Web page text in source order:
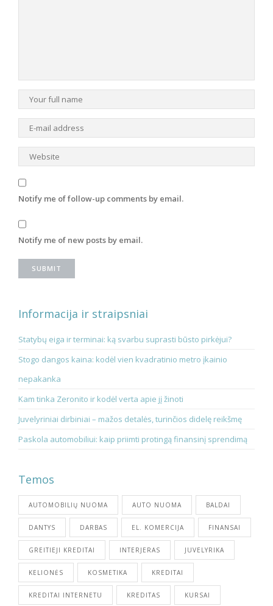
Notify me of follow-up comments by email.
Notify me of new posts by email.
Informacija ir straipsniai
Statybų eiga ir terminai: ką svarbu suprasti būsto pirkėjui?
Stogo dangos kaina: kodėl vien kvadratinio metro įkainio
nepakanka
Kam tinka Zeronito ir kodėl verta apie jį žinoti
Juvelyriniai dirbiniai – mažos detalės, turinčios didelę reikšmę
Paskola automobiliui: kaip priimti protingą finansinį sprendimą
Temos
AUTOMOBILIŲ NUOMA AUTO NUOMA BALDAI
DANTYS DARBAS EL. KOMERCIJA FINANSAI
GREITIEJI KREDITAI INTERJERAS JUVELYRIKA
KELIONĖS KOSMETIKA KREDITAI
KREDITAI INTERNETU KREDITAS KURSAI